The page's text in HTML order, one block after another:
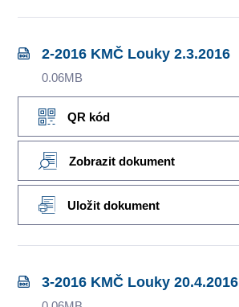
2-2016 KMČ Louky 2.3.2016
0.06MB
QR kód
Zobrazit dokument
Uložit dokument
3-2016 KMČ Louky 20.4.2016